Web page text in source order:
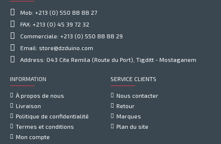
Mob: +213 (0) 550 88 88 27
FAX: +213 (0) 45 39 72 32
Commerciale: +213 (0) 550 88 88 29
Email: store@dzduino.com
Address: 043 Cite Remila (Route du Port), Tigditt - Mostaganem
INFORMATION
À propos de nous
Livraison
Politique de confidentialité
Termes et conditions
Mon compte
SERVICE CLIENTS
Nous contacter
Retour
Marques
Plan du site